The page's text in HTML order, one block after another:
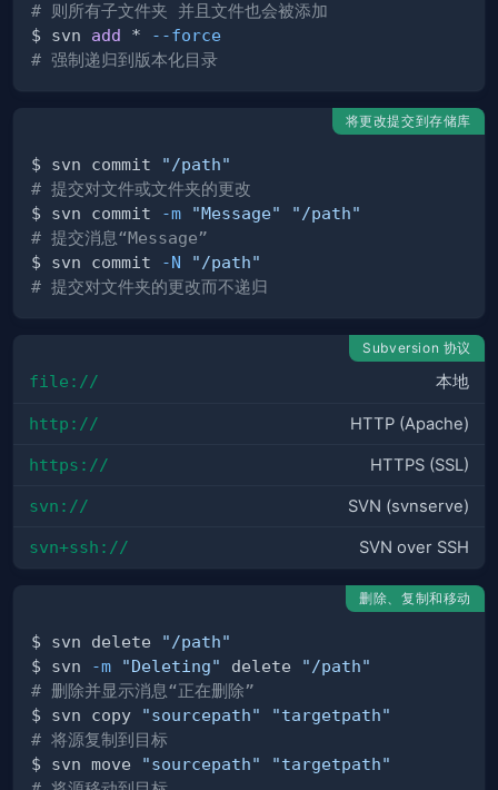
# 则所有子文件夹 并且文件也会被添加
$ svn add *
--force
# 强制递归到版本化目录
将更改提交到存储库
$ svn commit
"/path"
# 提交对文件或文件夹的更改
$ svn commit
-m "Message"
"/path"
# 提交消息“Message”
$ svn commit
-N
"/path"
# 提交对文件夹的更改而不递归
Subversion 协议
file:// 本地
http:// HTTP (Apache)
https:// HTTPS (SSL)
svn:// SVN (svnserve)
svn+ssh:// SVN over SSH
删除、复制和移动
$ svn delete
"/path"
$ svn
-m "Deleting" delete
"/path"
# 删除并显示消息“正在删除”
$ svn copy
"sourcepath"
"targetpath"
# 将源复制到目标
$ svn move
"sourcepath"
"targetpath"